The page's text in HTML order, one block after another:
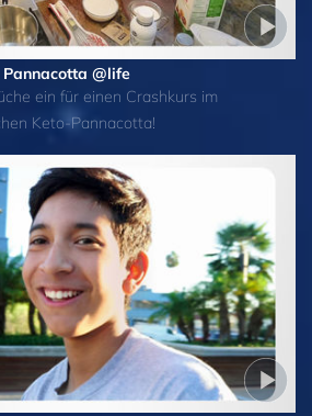
@life
ein für einen Crashkurs im
Keto-Pannacotta!